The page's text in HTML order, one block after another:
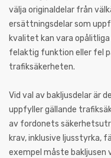
välja originaldelar från
ersättningsdelar som
kvalitet kan vara
felaktig funktion eller fel
trafiksäkerheten.
Vid val av bakljusdelar är
uppfyller gällande
av fordonets
krav, inklusive ljusstyrka,
exempel måste